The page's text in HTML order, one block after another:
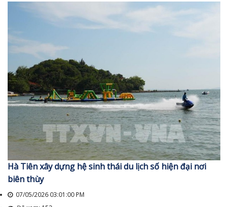
Hà Tiên xây dựng hệ sinh thái du lịch số hiện đại nơi
biên thùy
07/05/2026 03:01:00 PM